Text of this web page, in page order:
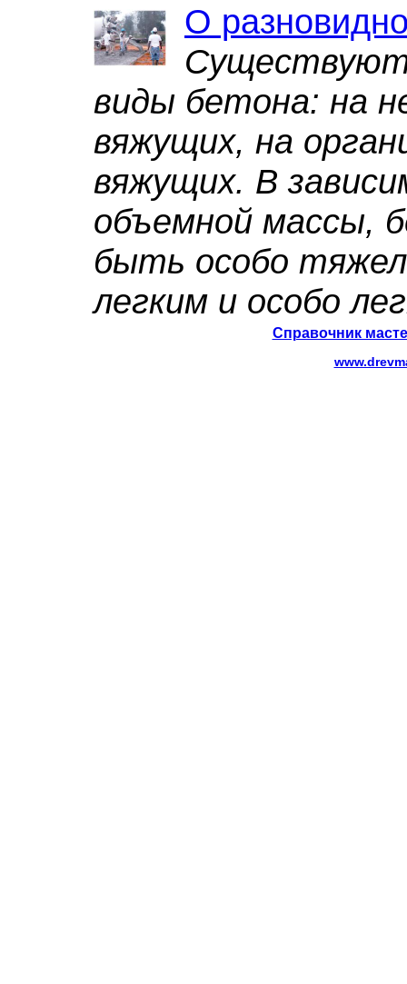
О
Существуют
виды бетона: на
вяжущих, на
вяжущих. В
объемной массы,
быть особо
легким и особо
Справочник